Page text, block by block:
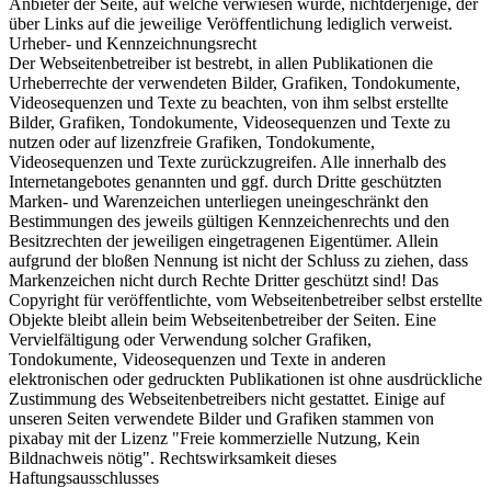
Anbieter der Seite, auf welche verwiesen wurde, nichtderjenige, der
über Links auf die jeweilige Veröffentlichung lediglich verweist.
Urheber- und Kennzeichnungsrecht
Der Webseitenbetreiber ist bestrebt, in allen Publikationen die
Urheberrechte der verwendeten Bilder, Grafiken, Tondokumente,
Videosequenzen und Texte zu beachten, von ihm selbst erstellte
Bilder, Grafiken, Tondokumente, Videosequenzen und Texte zu
nutzen oder auf lizenzfreie Grafiken, Tondokumente,
Videosequenzen und Texte zurückzugreifen. Alle innerhalb des
Internetangebotes genannten und ggf. durch Dritte geschützten
Marken- und Warenzeichen unterliegen uneingeschränkt den
Bestimmungen des jeweils gültigen Kennzeichenrechts und den
Besitzrechten der jeweiligen eingetragenen Eigentümer. Allein
aufgrund der bloßen Nennung ist nicht der Schluss zu ziehen, dass
Markenzeichen nicht durch Rechte Dritter geschützt sind! Das
Copyright für veröffentlichte, vom Webseitenbetreiber selbst erstellte
Objekte bleibt allein beim Webseitenbetreiber der Seiten. Eine
Vervielfältigung oder Verwendung solcher Grafiken,
Tondokumente, Videosequenzen und Texte in anderen
elektronischen oder gedruckten Publikationen ist ohne ausdrückliche
Zustimmung des Webseitenbetreibers nicht gestattet. Einige auf
unseren Seiten verwendete Bilder und Grafiken stammen von
pixabay mit der Lizenz "Freie kommerzielle Nutzung, Kein
Bildnachweis nötig". Rechtswirksamkeit dieses
Haftungsausschlusses